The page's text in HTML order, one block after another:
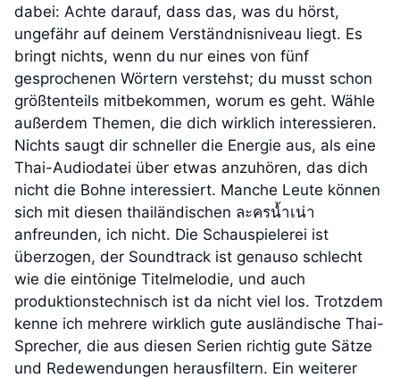
dabei: Achte darauf, dass das, was du hörst,
ungefähr auf deinem Verständnisniveau liegt. Es
bringt nichts, wenn du nur eines von fünf
gesprochenen Wörtern verstehst; du musst schon
größtenteils mitbekommen, worum es geht. Wähle
außerdem Themen, die dich wirklich interessieren.
Nichts saugt dir schneller die Energie aus, als eine
Thai-Audiodatei über etwas anzuhören, das dich
nicht die Bohne interessiert. Manche Leute können
sich mit diesen thailändischen ละครน้ำเน่า
anfreunden, ich nicht. Die Schauspielerei ist
überzogen, der Soundtrack ist genauso schlecht
wie die eintönige Titelmelodie, und auch
produktionstechnisch ist da nicht viel los. Trotzdem
kenne ich mehrere wirklich gute ausländische Thai-
Sprecher, die aus diesen Serien richtig gute Sätze
und Redewendungen herausfiltern. Ein weiterer